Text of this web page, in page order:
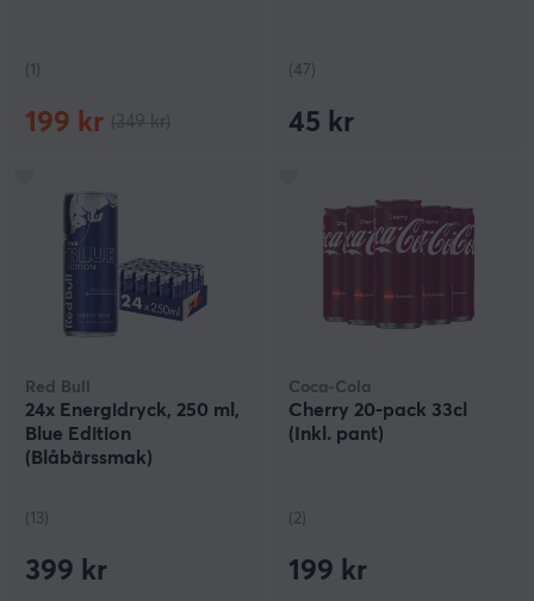
(1)
199 kr
(47)
45 kr
Red Bull
24x Energidryck, 250 ml,
Blue Edition
(Blåbärssmak)
(13)
399 kr
Coca-Cola
Cherry 20-pack 33cl
(Inkl. pant)
(2)
199 kr